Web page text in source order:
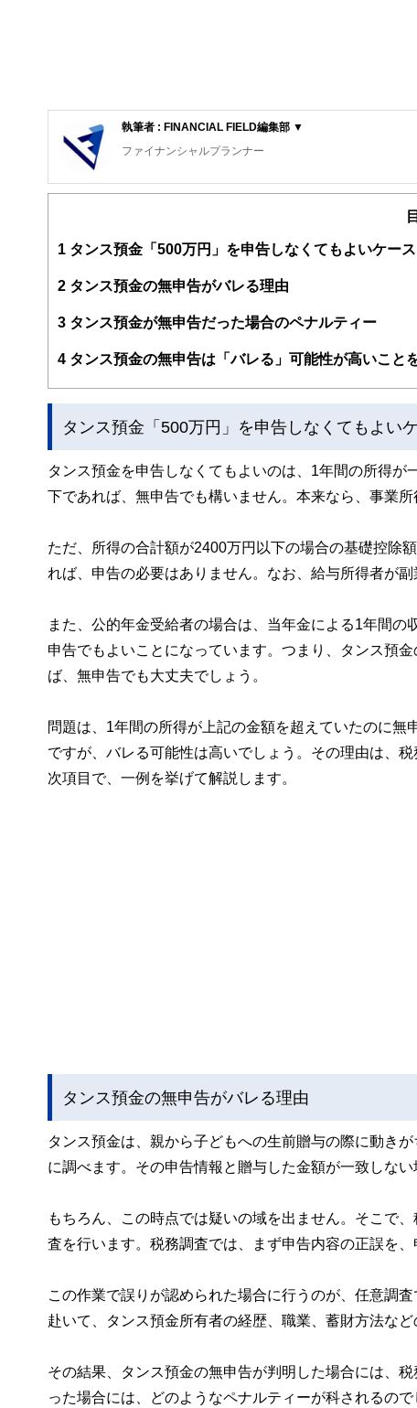
執筆者 : FINANCIAL FIELD編集部 ▼
ファイナンシャルプランナー
FinancialField編集部は、金融、経済に関する記事を、日
案から記事掲載まですべての工程に関わることで、読者目
FinancialFieldの特徴は、ファイナンシャルプランナー、弁
ー、公認会計士、社会保険労務士、行政書士、投資アナリ
と、読み応えのあるコンテンツと確かな情報発信を実現し
私たちは、快適でより良い生活のアイデアを提供するお金
1 タンス預金「500万円」を申告しなくてもよいケー
2 タンス預金の無申告がバレる理由
3 タンス預金が無申告だった場合のペナルティー
4 タンス預金の無申告は「バレる」可能性が高いこと
タンス預金「500万円」を申告しなくてもよい
タンス預金を申告しなくてもよいのは、1年間の所得
下であれば、無申告でも構いません。本来なら、事業所
ただ、所得の合計額が2400万円以下の場合の基礎控除
れば、申告の必要はありません。なお、給与所得者が
また、公的年金受給者の場合は、当年金による1年間
申告でもよいことになっています。つまり、タンス預
ば、無申告でも大丈夫でしょう。
問題は、1年間の所得が上記の金額を超えていたのに
ですが、バレる可能性は高いでしょう。その理由は、
次項目で、一例を挙げて解説します。
タンス預金の無申告がバレる理由
タンス預金は、親から子どもへの生前贈与の際に動き
に調べます。その申告情報と贈与した金額が一致しな
もちろん、この時点では疑いの域を出ません。そこで
査を行います。税務調査では、まず申告内容の正誤を
この作業で誤りが認められた場合に行うのが、任意調
赴いて、タンス預金所有者の経歴、職業、蓄財方法な
その結果、タンス預金の無申告が判明した場合には、
った場合には、どのようなペナルティーが科されるので